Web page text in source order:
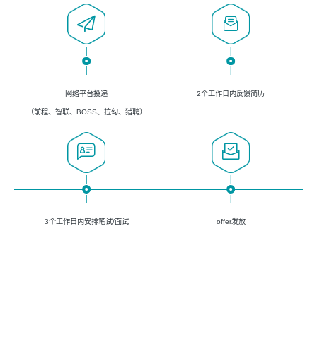
网络平台投递
（前程、智联、BOSS、拉勾、猎聘）
2个工作日内反馈简历
3个工作日内安排笔试/面试 offer发放